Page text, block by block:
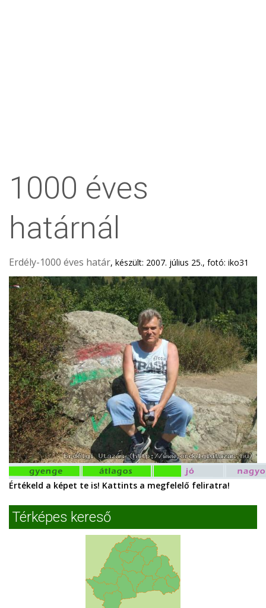
1000 éves
határnál
Erdély-1000 éves határ, készült: 2007. július 25., fotó: iko31
Értékeld a képet te is! Kattints a megfelelő feliratra!
Térképes kereső